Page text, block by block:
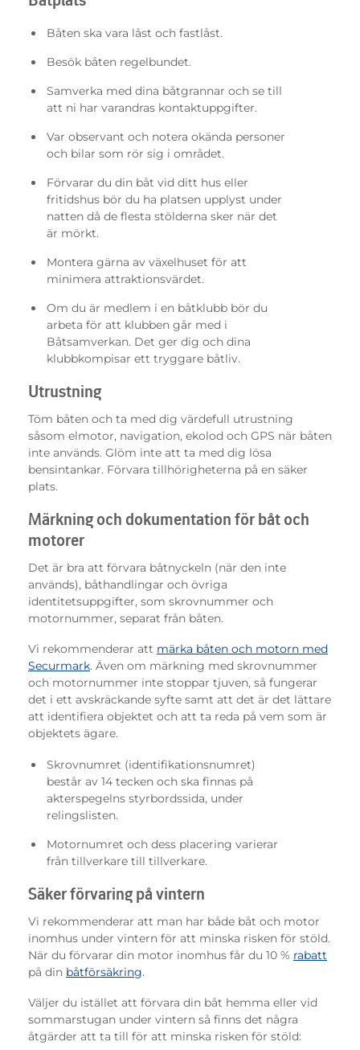
Båten ska vara låst och fastlåst.
Besök båten regelbundet.
Samverka med dina båtgrannar och se till
att ni har varandras kontaktuppgifter.
Var observant och notera okända personer
och bilar som rör sig i området.
Förvarar du din båt vid ditt hus eller
fritidshus bör du ha platsen upplyst under
natten då de flesta stölderna sker när det
är mörkt.
Montera gärna av växelhuset för att
minimera attraktionsvärdet.
Om du är medlem i en båtklubb bör du
arbeta för att klubben går med i
Båtsamverkan. Det ger dig och dina
klubbkompisar ett tryggare båtliv.
Utrustning
Töm båten och ta med dig värdefull utrustning
såsom elmotor, navigation, ekolod och GPS när båten
inte används. Glöm inte att ta med dig lösa
bensintankar. Förvara tillhörigheterna på en säker
plats.
Märkning och dokumentation för båt och
motorer
Det är bra att förvara båtnyckeln (när den inte
används), båthandlingar och övriga
identitetsuppgifter, som skrovnummer och
motornummer, separat från båten.
Vi rekommenderar att märka båten och motorn med
Securmark. Även om märkning med skrovnummer
och motornummer inte stoppar tjuven, så fungerar
det i ett avskräckande syfte samt att det är det lättare
att identifiera objektet och att ta reda på vem som är
objektets ägare.
Skrovnumret (identifikationsnumret)
består av 14 tecken och ska finnas på
akterspegelns styrbordssida, under
relingslisten.
Motornumret och dess placering varierar
från tillverkare till tillverkare.
Säker förvaring på vintern
Vi rekommenderar att man har både båt och motor
inomhus under vintern för att minska risken för stöld.
När du förvarar din motor inomhus får du 10 % rabatt
på din båtförsäkring.
Väljer du istället att förvara din båt hemma eller vid
sommarstugan under vintern så finns det några
åtgärder att ta till för att minska risken för stöld: